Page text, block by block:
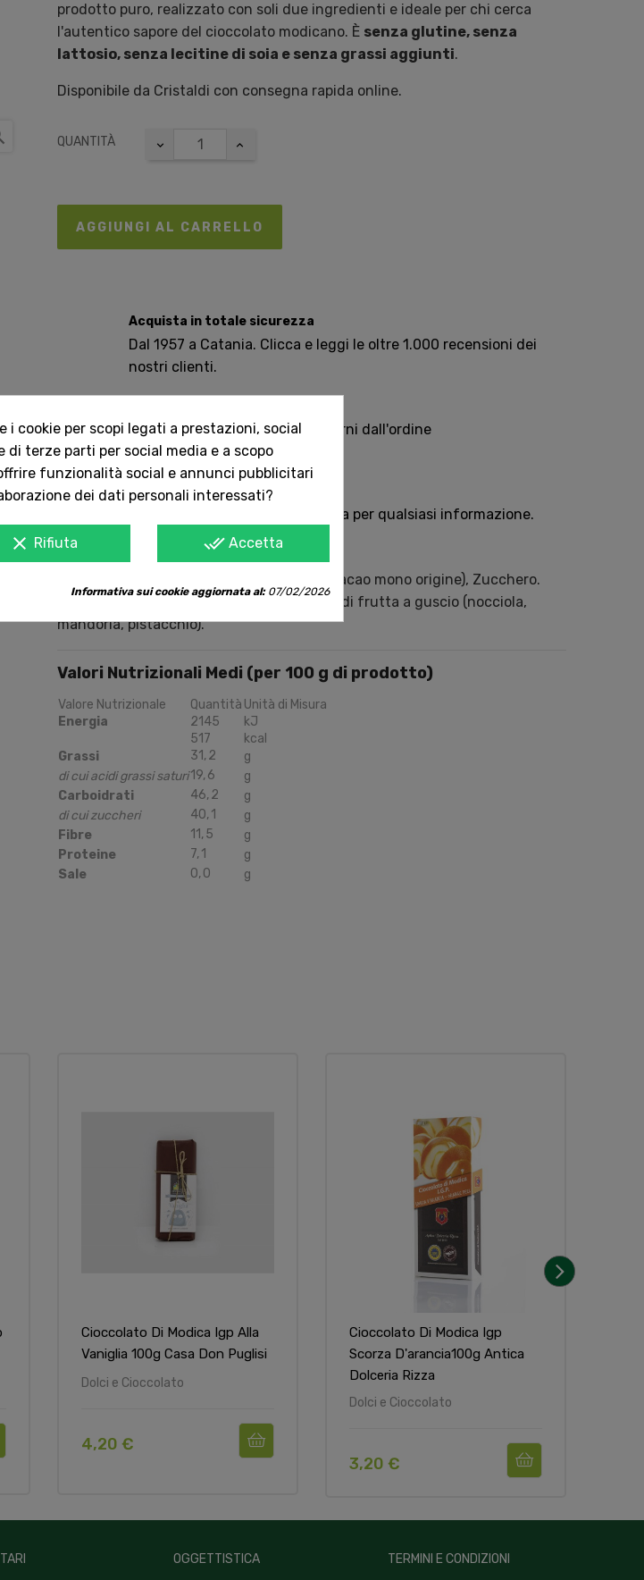
prodotto puro, realizzato con soli due ingredienti e ideale per chi cerca
l'autentico sapore del cioccolato modicano. È senza glutine, senza
lattosio, senza lecitine di soia e senza grassi aggiunti.
Disponibile da Cristaldi con consegna rapida online.
QUANTITÀ
AGGIUNGI AL CARRELLO
Acquista in totale sicurezza
Dal 1957 a Catania. Clicca e leggi le oltre 1.000 recensioni dei
nostri clienti.
Consegna in tutta Italia in 5 giorni dall'ordine
Servizio Clienti sempre con te
Contattaci online oppure chiama per qualsiasi informazione.
Pasta di Cacao (da fave di cacao mono origine), Zucchero.
Cacao minimo 60%. Può contenere tracce di frutta a guscio (nocciola,
mandorla, pistacchio).
Valori Nutrizionali Medi (per 100 g di prodotto)
Valore Nutrizionale Quantità Unità di Misura
Energia
2145
kJ
517
kcal
Grassi
31,2
g
di cui acidi grassi saturi19,6
g
Carboidrati
46,2
g
di cui zuccheri
40,1
g
Fibre
11,5
g
Proteine
7,1
g
Sale
0,0 g
Cioccolato Di Modica Igp Alla
Vaniglia 100g Casa Don Puglisi
Dolci e Cioccolato
4,20 €
Cioccolato Di Modica Igp
Scorza D'arancia100g Antica
Dolceria Rizza
Dolci e Cioccolato
3,20 €
OGGETTISTICA TERMINI E CONDIZIONI
cookie per scopi legati a prestazioni, social
terze parti per social media e a scopo
funzionalità social e annunci pubblicitari
dei dati personali interessati?
clear Rifiuta done_all Accetta
Informativa sui cookie aggiornata al:07/02/2026